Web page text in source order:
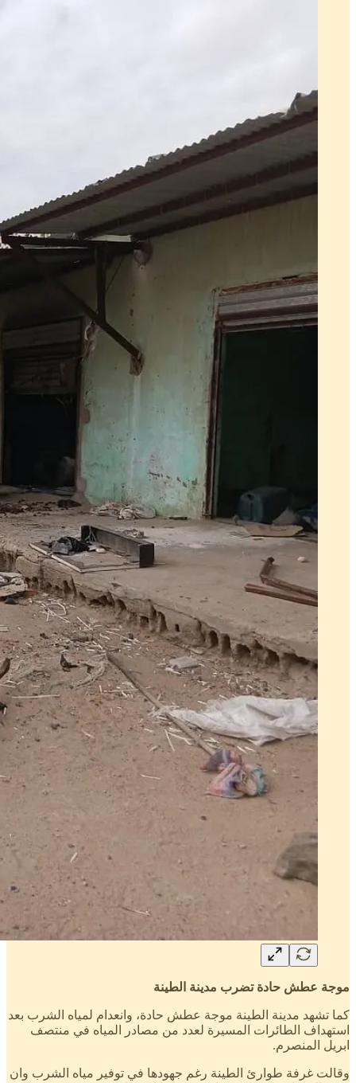
موجة عطش حادة تضرب مدينة الطينة
كما تشهد مدينة الطينة موجة عطش حادة، وانعدام لمياه الشرب بعد
استهداف الطائرات المسيرة لعدد من مصادر المياه في منتصف
ابريل المنصرم.
وقالت غرفة طوارئ الطينة رغم جهودها في توفير مياه الشرب وان